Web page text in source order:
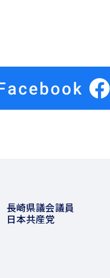
長崎県議会議員
日本共産党